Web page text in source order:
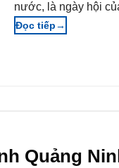
nước, là ngày hội
→
Quảng